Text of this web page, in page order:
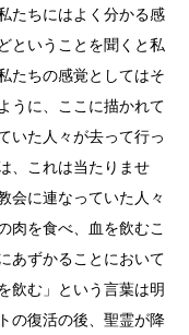
たちにはよく分かる感
ということを聞くと私
たちの感覚としてはそ
うに、ここに描かれて
いた人々が去って行っ
、これは当たりませ
会に連なっていた人々
肉を食べ、血を飲むこ
あずかることにおいて
飲む」という言葉は明
の復活の後、聖霊が降